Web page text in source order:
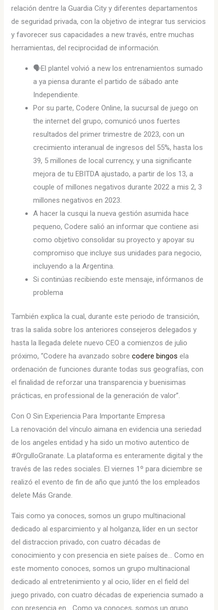
relación dentre la Guardia City y diferentes departamentos
de seguridad privada, con la objetivo de integrar tus servicios
y favorecer sus capacidades a new través, entre muchas
herramientas, del reciprocidad de información.
🗣El plantel volvió a new los entrenamientos sumado
a ya piensa durante el partido de sábado ante
Independiente.
Por su parte, Codere Online, la sucursal de juego on
the internet del grupo, comunicó unos fuertes
resultados del primer trimestre de 2023, con un
crecimiento interanual de ingresos del 55%, hasta los
39, 5 millones de local currency, y una significante
mejora de tu EBITDA ajustado, a partir de los 13, a
couple of millones negativos durante 2022 a mis 2, 3
millones negativos en 2023.
A hacer la cusqui la nueva gestión asumida hace
pequeno, Codere salió an informar que contiene asi
como objetivo consolidar su proyecto y apoyar su
compromiso que incluye sus unidades para negocio,
incluyendo a la Argentina.
Si continúas recibiendo este mensaje, infórmanos de
problema
También explica la cual, durante este periodo de transición,
tras la salida sobre los anteriores consejeros delegados y
hasta la llegada delete nuevo CEO a comienzos de julio
próximo, “Codere ha avanzado sobrecodere bingos ela
ordenación de funciones durante todas sus geografías, con
el finalidad de reforzar una transparencia y buenisimas
prácticas, en professional de la generación de valor”.
Con O Sin Experiencia Para Importante Empresa
La renovación del vínculo aimana en evidencia una seriedad
de los angeles entidad y ha sido un motivo autentico de
#OrgulloGranate. La plataforma es enteramente digital y the
través de las redes sociales. El viernes 1º para diciembre se
realizó el evento de fin de año que juntó the los empleados
delete Más Grande.
Tais como ya conoces, somos un grupo multinacional
dedicado al esparcimiento y al holganza, líder en un sector
del distraccion privado, con cuatro décadas de
conocimiento y con presencia en siete países de… Como en
este momento conoces, somos un grupo multinacional
dedicado al entretenimiento y al ocio, líder en el field del
juego privado, con cuatro décadas de experiencia sumado a
con presencia en… Como ya conoces, somos un grupo